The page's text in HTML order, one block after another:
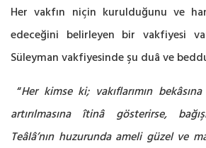
Her vakfın niçin kurulduğunu ve
edeceğini belirleyen bir vakfiyesi
Süleyman vakfiyesinde şu duâ ve
“Her kimse ki; vakıflarımın
artırılmasına îtinâ gösterirse,
Teâlâ’nın huzurunda ameli güzel ve